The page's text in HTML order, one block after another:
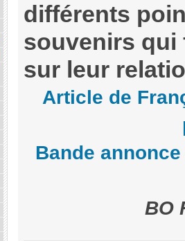
différents
souvenirs qui
sur leur
Article de
Bande annonce
BO